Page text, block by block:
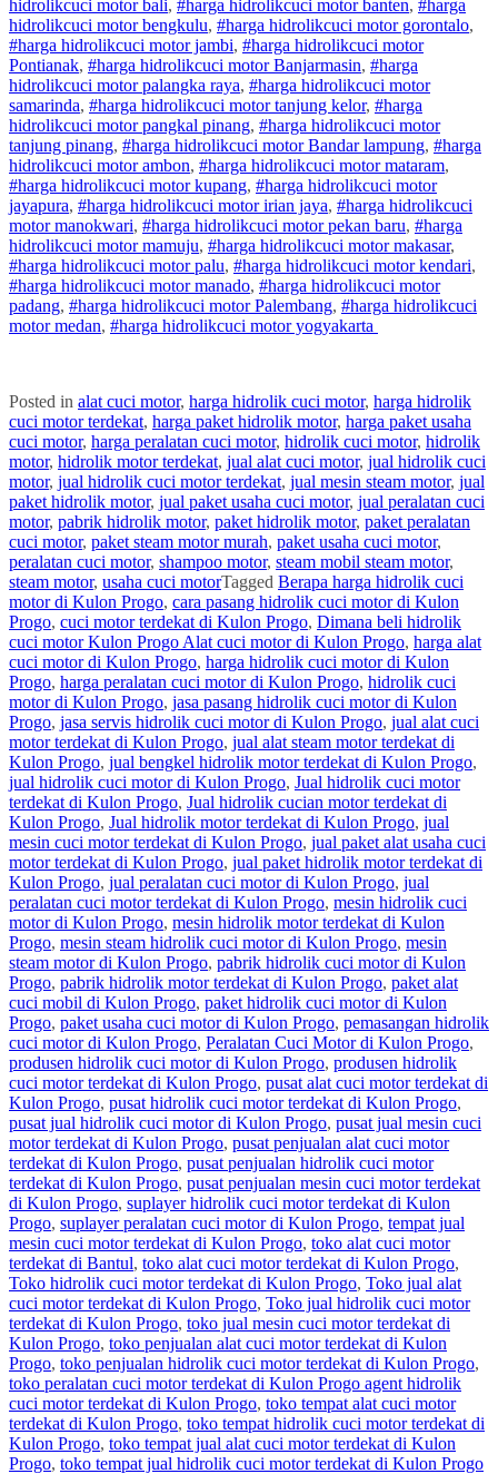
hidrolikcuci motorbali, #harga hidrolikcuci motorbanten, #harga
hidrolikcuci motorbengkulu, #harga hidrolikcuci motorgorontalo,
#harga hidrolikcuci motorjambi, #harga hidrolikcuci motor
Pontianak, #harga hidrolikcuci motorBanjarmasin, #harga
hidrolikcuci motorpalangka raya, #harga hidrolikcuci motor
samarinda, #harga hidrolikcuci motortanjung kelor, #harga
hidrolikcuci motorpangkal pinang, #harga hidrolikcuci motor
tanjung pinang, #harga hidrolikcuci motorBandar lampung, #harga
hidrolikcuci motorambon, #harga hidrolikcuci motormataram,
#harga hidrolikcuci motorkupang, #harga hidrolikcuci motor
jayapura, #harga hidrolikcuci motoririan jaya, #harga hidrolikcuci
motormanokwari, #harga hidrolikcuci motorpekan baru, #harga
hidrolikcuci motormamuju, #harga hidrolikcuci motormakasar,
#harga hidrolikcuci motorpalu, #harga hidrolikcuci motorkendari,
#harga hidrolikcuci motormanado, #harga hidrolikcuci motor
padang, #harga hidrolikcuci motorPalembang, #harga hidrolikcuci
motormedan, #harga hidrolikcuci motoryogyakarta
Posted in alat cuci motor, harga hidrolik cuci motor, harga hidrolik
cuci motor terdekat, harga paket hidrolik motor, harga paket usaha
cuci motor, harga peralatan cuci motor, hidrolik cuci motor, hidrolik
motor, hidrolik motor terdekat, jual alat cuci motor, jual hidrolik cuci
motor, jual hidrolik cuci motor terdekat, jual mesin steam motor, jual
paket hidrolik motor, jual paket usaha cuci motor, jual peralatan cuci
motor, pabrik hidrolik motor, paket hidrolik motor, paket peralatan
cuci motor, paket steam motor murah, paket usaha cuci motor,
peralatan cuci motor, shampoo motor, steam mobil steam motor,
steam motor, usaha cuci motorTagged Berapa harga hidrolik cuci
motor di Kulon Progo, cara pasang hidrolik cuci motor di Kulon
Progo, cuci motor terdekat di Kulon Progo, Dimana beli hidrolik
cuci motor Kulon Progo Alat cuci motor di Kulon Progo, harga alat
cuci motor di Kulon Progo, harga hidrolik cuci motor di Kulon
Progo, harga peralatan cuci motor di Kulon Progo, hidrolik cuci
motor di Kulon Progo, jasa pasang hidrolik cuci motor di Kulon
Progo, jasa servis hidrolik cuci motor di Kulon Progo, jual alat cuci
motor terdekat di Kulon Progo, jual alat steam motor terdekat di
Kulon Progo, jual bengkel hidrolik motor terdekat di Kulon Progo,
jual hidrolik cuci motor di Kulon Progo, Jual hidrolik cuci motor
terdekat di Kulon Progo, Jual hidrolik cucian motor terdekat di
Kulon Progo, Jual hidrolik motor terdekat di Kulon Progo, jual
mesin cuci motor terdekat di Kulon Progo, jual paket alat usaha cuci
motor terdekat di Kulon Progo, jual paket hidrolik motor terdekat di
Kulon Progo, jual peralatan cuci motor di Kulon Progo, jual
peralatan cuci motor terdekat di Kulon Progo, mesin hidrolik cuci
motor di Kulon Progo, mesin hidrolik motor terdekat di Kulon
Progo, mesin steam hidrolik cuci motor di Kulon Progo, mesin
steam motor di Kulon Progo, pabrik hidrolik cuci motor di Kulon
Progo, pabrik hidrolik motor terdekat di Kulon Progo, paket alat
cuci mobil di Kulon Progo, paket hidrolik cuci motor di Kulon
Progo, paket usaha cuci motor di Kulon Progo, pemasangan hidrolik
cuci motor di Kulon Progo, Peralatan Cuci Motor di Kulon Progo,
produsen hidrolik cuci motor di Kulon Progo, produsen hidrolik
cuci motor terdekat di Kulon Progo, pusat alat cuci motor terdekat di
Kulon Progo, pusat hidrolik cuci motor terdekat di Kulon Progo,
pusat jual hidrolik cuci motor di Kulon Progo, pusat jual mesin cuci
motor terdekat di Kulon Progo, pusat penjualan alat cuci motor
terdekat di Kulon Progo, pusat penjualan hidrolik cuci motor
terdekat di Kulon Progo, pusat penjualan mesin cuci motor terdekat
di Kulon Progo, suplayer hidrolik cuci motor terdekat di Kulon
Progo, suplayer peralatan cuci motor di Kulon Progo, tempat jual
mesin cuci motor terdekat di Kulon Progo, toko alat cuci motor
terdekat di Bantul, toko alat cuci motor terdekat di Kulon Progo,
Toko hidrolik cuci motor terdekat di Kulon Progo, Toko jual alat
cuci motor terdekat di Kulon Progo, Toko jual hidrolik cuci motor
terdekat di Kulon Progo, toko jual mesin cuci motor terdekat di
Kulon Progo, toko penjualan alat cuci motor terdekat di Kulon
Progo, toko penjualan hidrolik cuci motor terdekat di Kulon Progo,
toko peralatan cuci motor terdekat di Kulon Progo agent hidrolik
cuci motor terdekat di Kulon Progo, toko tempat alat cuci motor
terdekat di Kulon Progo, toko tempat hidrolik cuci motor terdekat di
Kulon Progo, toko tempat jual alat cuci motor terdekat di Kulon
Progo, toko tempat jual hidrolik cuci motor terdekat di Kulon Progo